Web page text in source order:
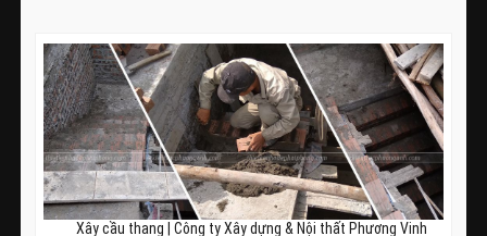
Xây cầu thang | Công ty Xây dựng & Nội thất Phương Vinh